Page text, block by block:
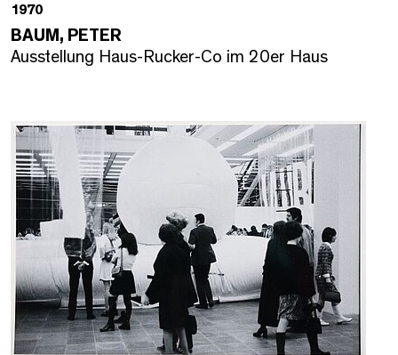
1970
BAUM, PETER
Ausstellung Haus-Rucker-Co im 20er Haus